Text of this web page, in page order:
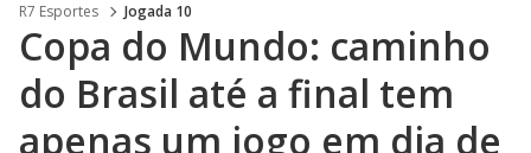
R7 Esportes Jogada 10
Copa do Mundo: caminho
do Brasil até a final tem
apenas um jogo em dia de